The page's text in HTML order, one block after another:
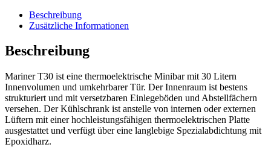
Beschreibung
Zusätzliche Informationen
Beschreibung
Mariner T30 ist eine thermoelektrische Minibar mit 30 Litern
Innenvolumen und umkehrbarer Tür. Der Innenraum ist bestens
strukturiert und mit versetzbaren Einlegeböden und Abstellfächern
versehen. Der Kühlschrank ist anstelle von internen oder externen
Lüftern mit einer hochleistungsfähigen thermoelektrischen Platte
ausgestattet und verfügt über eine langlebige Spezialabdichtung mit
Epoxidharz.